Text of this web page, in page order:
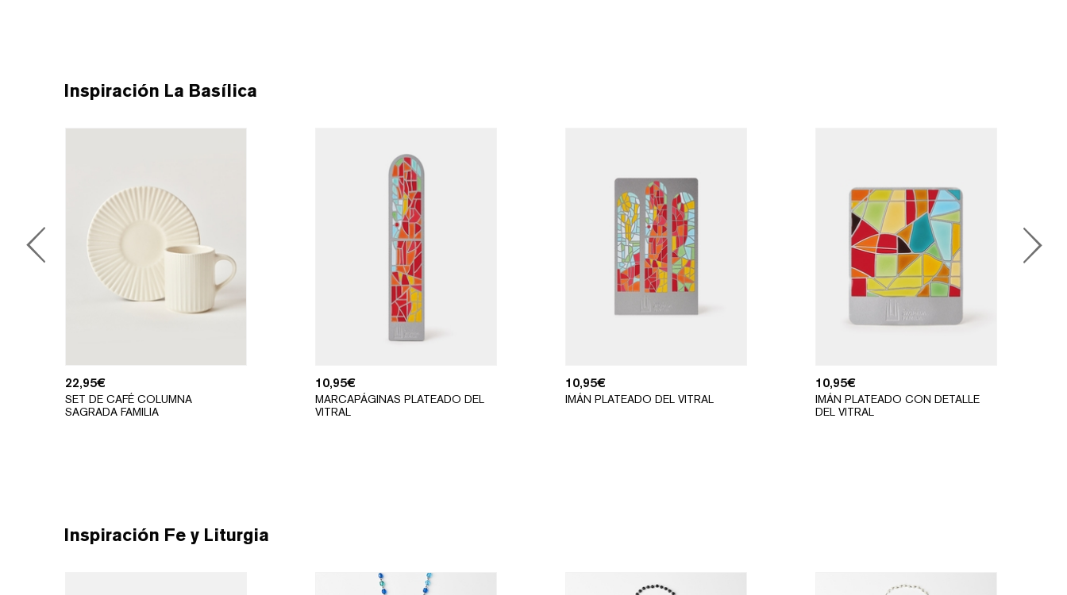
Inspiración La Basílica
22,95€
SET DE CAFÉ COLUMNA
SAGRADA FAMILIA
10,95€
MARCAPÁGINAS PLATEADO DEL
VITRAL
10,95€
IMÁN PLATEADO DEL VITRAL
10,95€
IMÁN PLATEADO CON DETALLE
DEL VITRAL
Inspiración Fe y Liturgia